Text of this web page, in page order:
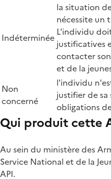
Indéterminée
la situation
nécessite un
L'individu
justificatives
contacter
et de la
Non
concerné
l'individu
justifier de
obligations
Qui produit cette
Au sein du ministère des
Service National et de la
API.